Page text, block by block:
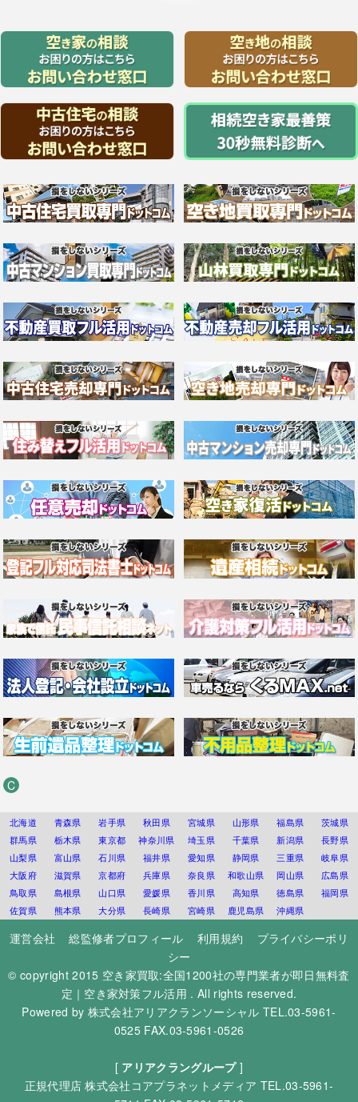
C
北海道 青森県 岩手県 秋田県 宮城県 山形県 福島県
茨城県
群馬県
栃木県 東京都 神奈川県 埼玉県 千葉県 新潟県
長野県
山梨県
富山県 石川県 福井県 愛知県 静岡県 三重県
岐阜県
大阪府
滋賀県 京都府 兵庫県 奈良県 和歌山県 岡山県
広島県
鳥取県
島根県 山口県 愛媛県 香川県 高知県 徳島県
福岡県
佐賀県
熊本県 大分県 長崎県 宮崎県 鹿児島県 沖縄県
運営会社 総監修者プロフィール 利用規約
プライバシーポリ
シー
© copyright 2015 空き家買取:全国1200社の専門業者が即日無料査
定｜空き家対策フル活用 . All rights reserved.
Powered by 株式会社アリアクランソーシャル TEL.03-5961-
0525 FAX.03-5961-0526
[ アリアクラングループ]
正規代理店株式会社コアプラネットメディア TEL.03-5961-